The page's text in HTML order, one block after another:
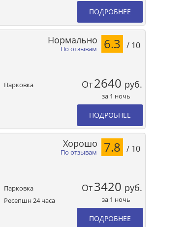
ПОДРОБНЕЕ
Парковка
По отзывам
Нормально 6.3 / 10
От2640 руб.
за 1 ночь
ПОДРОБНЕЕ
Парковка
Ресепшн 24 часа
По отзывам
Хорошо 7.8 / 10
От3420 руб.
за 1 ночь
ПОДРОБНЕЕ